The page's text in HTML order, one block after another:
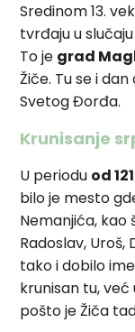
Sredinom 13.
tvrđaju u
To je grad
Žiče. Tu se i
Svetog Đorđa.
Krunisanje
U periodu od
bilo je mesto
Nemanjića, kao
Radoslav, Uroš,
tako i dobilo
krunisan tu, već
pošto je Žiča